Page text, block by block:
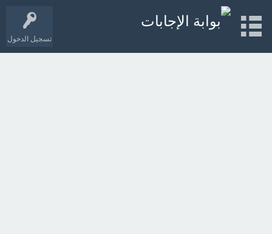
تسجيل الدخول